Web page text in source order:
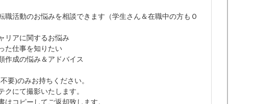
職活動のお悩みを相談できます（学生さん＆在職中の方もＯ
リアに関するお悩み
た仕事を知りたい
作成の悩み＆アドバイス
要)のみお持ちください。
クにて撮影いたします。
はコピーしてご返却致します。